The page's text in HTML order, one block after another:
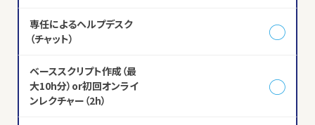
専任によるヘルプデスク
（チャット）
◯
ベーススクリプト作成（最
大10h分）or初回オンライ
ンレクチャー（2h）
◯